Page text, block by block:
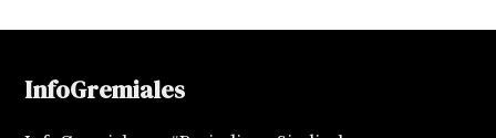
InfoGremiales